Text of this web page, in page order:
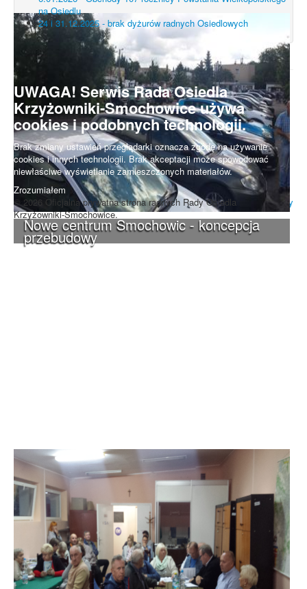
Nowe centrum Smochowic - koncepcja
przebudowy
na Osiedlu
24 i 31.12.2025 - brak dyżurów radnych Osiedlowych
UWAGA! Serwis Rada Osiedla
Krzyżowniki-Smochowice używa
cookies i podobnych technologii.
Brak zmiany ustawień przeglądarki oznacza zgodę na używanie
cookies i innych technologii. Brak akceptacji może spowodować
niewłaściwe wyświetlanie zamieszczonych materiałów.
Zrozumiałem
Do góry
© 2026 Oficjalna prywatna strona radnych Rady Osiedla
Krzyżowniki-Smochowice.